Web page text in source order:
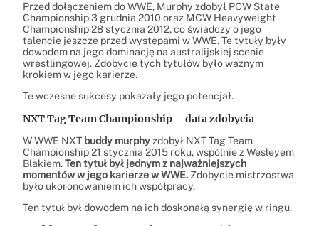
Przed dołączeniem do WWE, Murphy zdobył PCW State
Championship 3 grudnia 2010 oraz MCW Heavyweight
Championship 28 stycznia 2012, co świadczy o jego
talencie jeszcze przed występami w WWE. Te tytuły były
dowodem na jego dominację na australijskiej scenie
wrestlingowej. Zdobycie tych tytułów było ważnym
krokiem w jego karierze.
Te wczesne sukcesy pokazały jego potencjał.
NXT Tag Team Championship – data zdobycia
W WWE NXT buddy murphyzdobył NXT Tag Team
Championship 21 stycznia 2015 roku, wspólnie z Wesleyem
Blakiem.Ten tytuł był jednym z najważniejszych
momentów w jego karierze w WWE. Zdobycie mistrzostwa
było ukoronowaniem ich współpracy.
Ten tytuł był dowodem na ich doskonałą synergię w ringu.